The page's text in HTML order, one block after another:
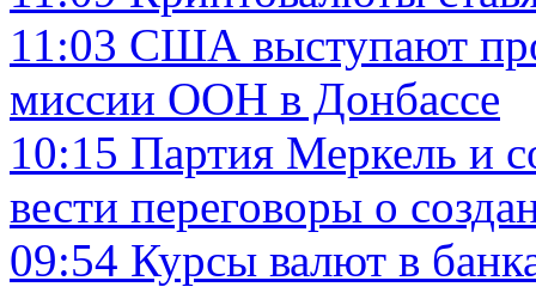
11:03 США выступают
миссии ООН в Донбассе
10:15 Партия Меркель и
вести переговоры о
09:54 Курсы валют в